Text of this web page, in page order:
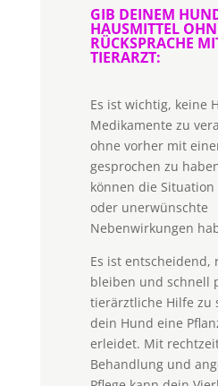
GIB DEINEM
HAUSMITTEL
RÜCKSPRACHE
TIERARZT:
Es ist wichtig, keine
Medikamente zu
ohne vorher mit
gesprochen zu
können die
oder unerwünschte
Nebenwirkungen
Es ist entscheidend,
bleiben und schnell
tierärztliche Hilfe zu
dein Hund eine
erleidet. Mit
Behandlung und